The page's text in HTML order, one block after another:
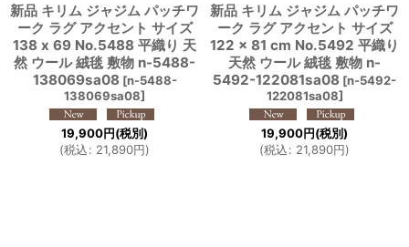
新品 キリム ジャジム パッチワ
ーク ラグ アクセント サイズ
138 x 69 No.5488 平織り 天
然 ウール 絨毯 敷物 n-5488-
138069sa08 [n-5488-
138069sa08]
19,900円(税別)
(税込: 21,890円)
新品 キリム ジャジム パッチワ
ーク ラグ アクセント サイズ
122 × 81 cm No.5492 平織り
天然 ウール 絨毯 敷物 n-
5492-122081sa08 [n-5492-
122081sa08]
19,900円(税別)
(税込: 21,890円)